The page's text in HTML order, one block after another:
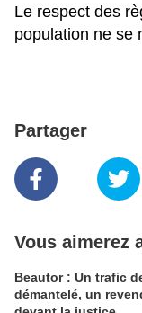
Le respect des
population ne se
Partager
Vous aimerez
Beautor : Un trafic
démantelé, un